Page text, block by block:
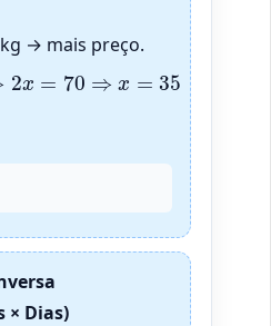
→ mais preço.
× Dias)